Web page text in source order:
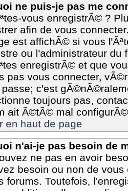
ne puis-je pas me
vous enregistrÃ© ?
afin de vous
est affichÃ© si vous
ou l'administrateur du
enregistrÃ© et que
pas vous connecter,
passe; c'est
toujours pas,
ait Ã©tÃ© mal
en haut de page
n'ai-je pas besoin de
ne pas en avoir
besoin ou non de
forums. Toutefois,